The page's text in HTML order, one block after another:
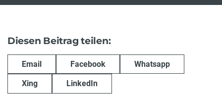
Diesen Beitrag teilen:
Email Facebook Whatsapp
Xing LinkedIn